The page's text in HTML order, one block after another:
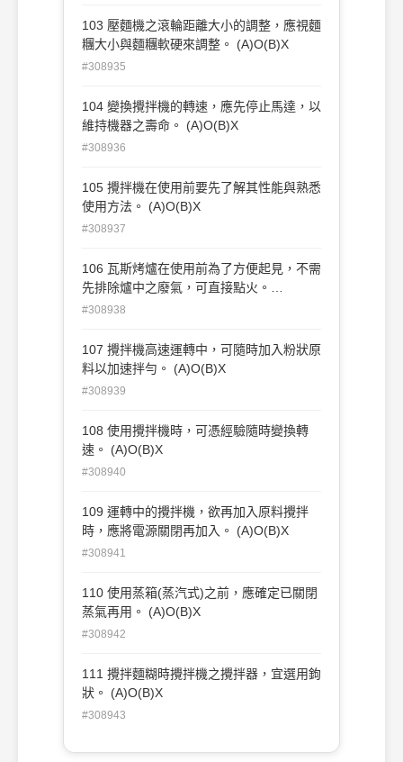
103 壓麵機之滾輪距離大小的調整，應視麵
糰大小與麵糰軟硬來調整。 (A)O(B)X
#308935
104 變換攪拌機的轉速，應先停止馬達，以
維持機器之壽命。 (A)O(B)X
#308936
105 攪拌機在使用前要先了解其性能與熟悉
使用方法。 (A)O(B)X
#308937
106 瓦斯烤爐在使用前為了方便起見，不需
先排除爐中之廢氣，可直接點火。
(A)O(B)X
#308938
107 攪拌機高速運轉中，可隨時加入粉狀原
料以加速拌勻。 (A)O(B)X
#308939
108 使用攪拌機時，可憑經驗隨時變換轉
速。 (A)O(B)X
#308940
109 運轉中的攪拌機，欲再加入原料攪拌
時，應將電源關閉再加入。 (A)O(B)X
#308941
110 使用蒸箱(蒸汽式)之前，應確定已關閉
蒸氣再用。 (A)O(B)X
#308942
111 攪拌麵糊時攪拌機之攪拌器，宜選用鉤
狀。 (A)O(B)X
#308943